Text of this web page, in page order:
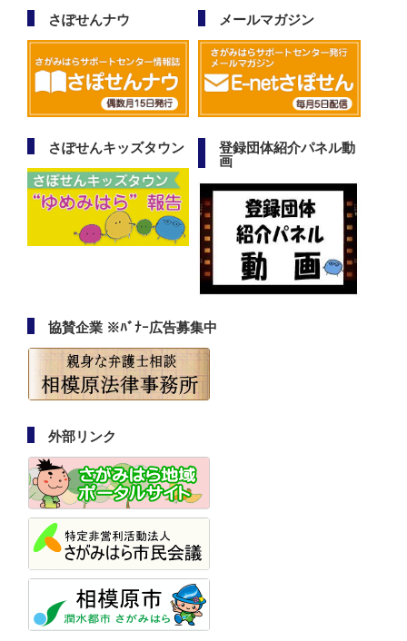
さぽせんナウ メールマガジン
さぽせんキッズタウン
登録団体紹介パネル動
画
協賛企業 ※ﾊﾞﾅｰ広告募集中
外部リンク